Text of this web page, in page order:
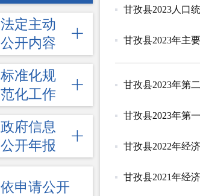
法定主动
公开内容
标准化规
范化工作
政府信息
公开年报
依申请公开
甘孜县2023人口
甘孜县2023年主
甘孜县2023年第
甘孜县2023年第
甘孜县2022年经
甘孜县2021年经